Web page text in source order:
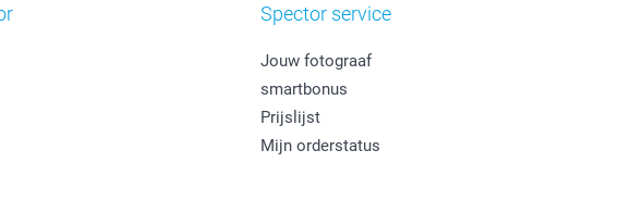
Spector service
Jouw fotograaf
smartbonus
Prijslijst
Mijn orderstatus